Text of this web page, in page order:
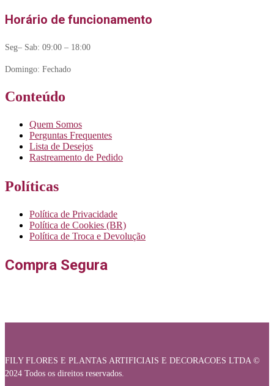
Horário de funcionamento
Seg– Sab: 09:00 – 18:00
Domingo: Fechado
Conteúdo
Quem Somos
Perguntas Frequentes
Lista de Desejos
Rastreamento de Pedido
Políticas
Política de Privacidade
Política de Cookies (BR)
Política de Troca e Devolução
Compra Segura
FILY FLORES E PLANTAS ARTIFICIAIS E DECORACOES LTDA ©
2024 Todos os direitos reservados.